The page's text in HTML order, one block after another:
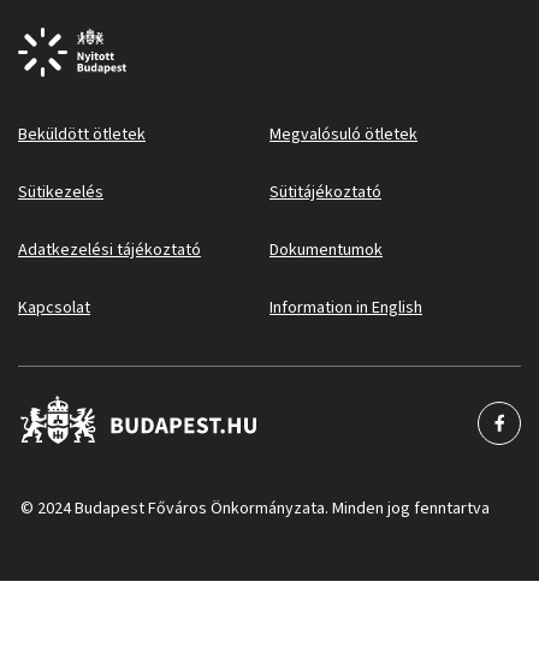
Beküldött ötletek Megvalósuló ötletek
Sütikezelés Sütitájékoztató
Adatkezelési tájékoztató Dokumentumok
Kapcsolat Information in English
© 2024 Budapest Főváros Önkormányzata. Minden jog fenntartva